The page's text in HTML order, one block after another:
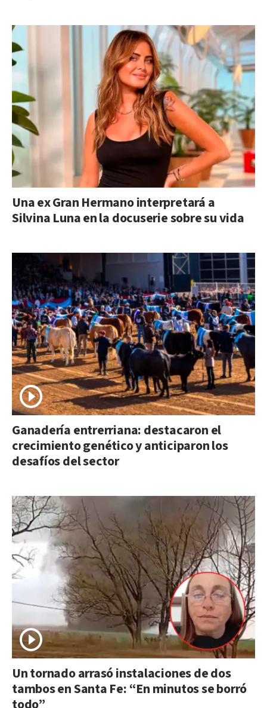
Una ex Gran Hermano interpretará a
Silvina Luna en la docuserie sobre su vida
Ganadería entrerriana: destacaron el
crecimiento genético y anticiparon los
desafíos del sector
Un tornado arrasó instalaciones de dos
tambos en Santa Fe: “En minutos se borró
todo”